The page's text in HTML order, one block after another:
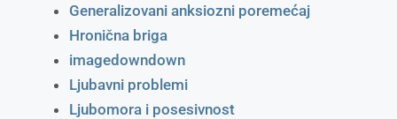
Generalizovani anksiozni poremećaj
Hronična briga
imagedowndown
Ljubavni problemi
Ljubomora i posesivnost